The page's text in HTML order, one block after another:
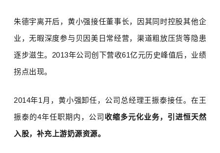
朱德宇离开后，黄小强接任董事长，因其同时控股其他企
业，无暇深度参与贝因美日常经营，渠道粗放压货等隐患
逐步滋生。 2013年公司创下营收61亿元历史峰值后，业绩
拐点出现。
2014年1 月，黄小强卸任，公司总经理王振泰接任。在王
振泰的4年任职期内，公司 收缩多元化业务，引进恒天然
入股，补充上游奶源资源。